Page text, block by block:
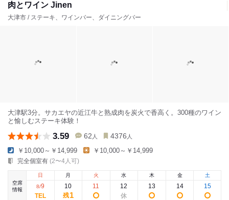
肉とワイン Jinen
大津市 / ステーキ、ワインバー、ダイニングバー
大津駅3分。サカエヤの近江牛と熟成肉を炭火で香高く。300種のワイン
と愉しむステーキ体験！
3.59 62 人 4376 人
￥10,000～￥14,999 ￥10,000～￥14,999
完全個室有 (2〜4人可)
空席
情報
日
8/9
月
10
残1
火
11
水
12
木
13
金
14
土
15